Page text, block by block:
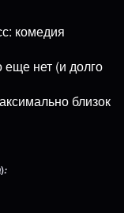
комедия
нет (и долго
близок
: